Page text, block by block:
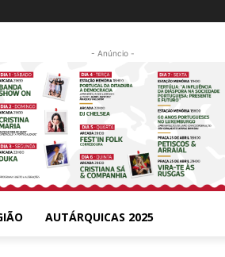
- Anúncio -
AUTÁRQUICAS 2025